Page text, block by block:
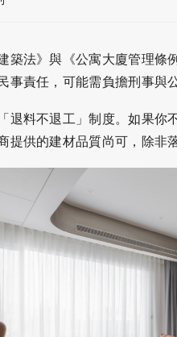
築法》與《公寓大廈管理條例
事責任，可能需負擔刑事與
退料不退工」制度。如果你
提供的建材品質尚可，除非